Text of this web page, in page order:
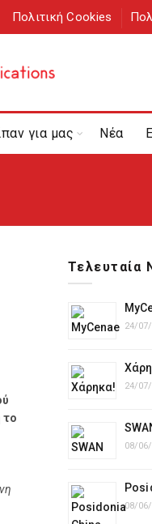
Πολιτική Cookies
για μας Νέα
το
Τελευταία
24/
24/
08/
08/06/